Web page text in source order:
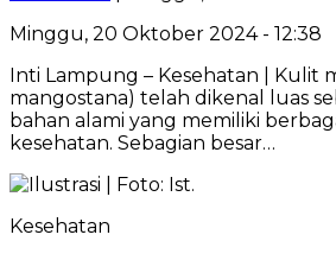
Minggu, 20 Oktober 2024 - 12:38
Inti Lampung – Kesehatan | Kulit
mangostana) telah dikenal luas
bahan alami yang memiliki
kesehatan. Sebagian besar…
Kesehatan